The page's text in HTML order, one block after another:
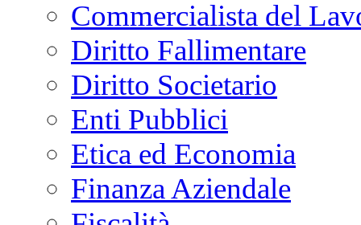
Commercialista del
Diritto Fallimentare
Diritto Societario
Enti Pubblici
Etica ed Economia
Finanza Aziendale